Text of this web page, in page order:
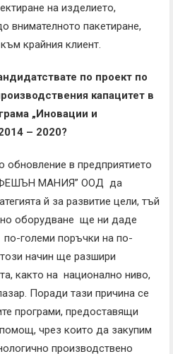
на изделието,
внимателното пакетиране,
крайния клиент.
по проект по
капацитет в
„Иновации и
– 2020?
обновление в предприятието
МАНИЯ” ООД да
й за развитие цели, тъй
оборудване ще ни даде
големи поръчки на по-
начин ще разшири
както на национално ниво,
Поради тази причина се
програми, предоставящи
чрез които да закупим
производствено